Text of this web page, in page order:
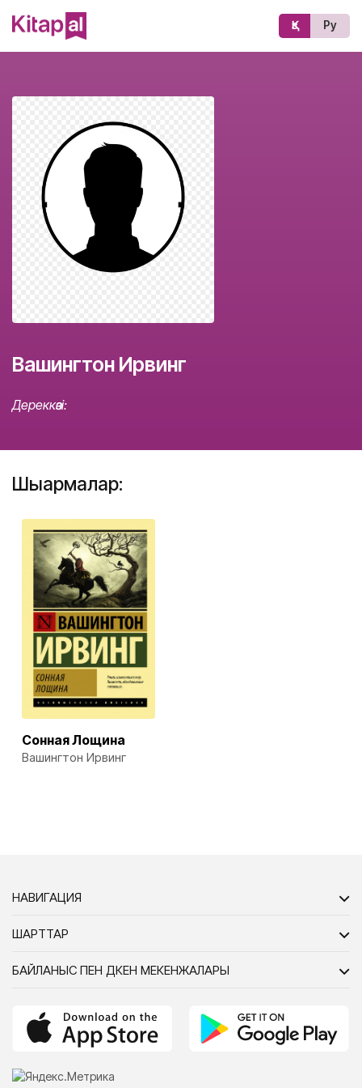
Қз Ру
Вашингтон Ирвинг
Дереккөзі:
Шығармалар:
Сонная Лощина
Вашингтон Ирвинг
НАВИГАЦИЯ
ШАРТТАР
БАЙЛАНЫС ПЕН ДҮКЕН МЕКЕНЖАЛАРЫ